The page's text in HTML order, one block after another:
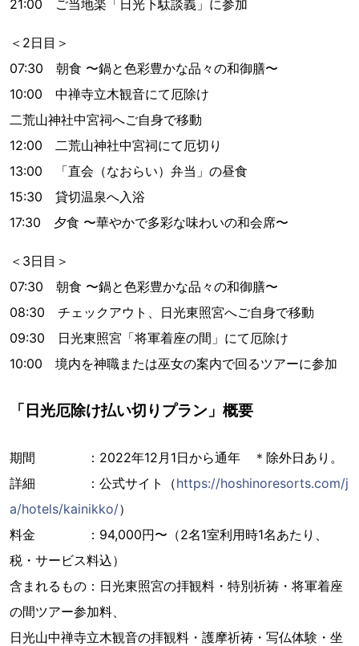
21:00 ご当地楽「日光下駄談義」に参加
＜2日目＞
07:30 朝食 〜鍋と色彩豊かな品々の和御膳〜
10:00 中禅寺立木観音にて厄除け
二荒山神社中宮祠へご自身で移動
12:00 二荒山神社中宮祠にて厄切り
13:00 「直会（なおらい）弁当」の昼食
15:30 貸切温泉へ入浴
17:30 夕食 〜華やかで多彩な味わいの和会席〜
＜3日目＞
07:30 朝食 〜鍋と色彩豊かな品々の和御膳〜
08:30 チェックアウト、日光東照宮へご自身で移動
09:30 日光東照宮「将軍着座の間」にて厄除け
10:00 境内を神職または巫女の案内で回るツアーに参加
「日光厄除け払い切りプラン」概要
期間 ：2022年12月1日から通年 ＊除外日あり。
詳細 ：公式サイト（https://hoshinoresorts.com/j
a/hotels/kainikko/）
料金 ：94,000円〜（2名1室利用時1名あたり、
税・サービス料込）
含まれるもの：日光東照宮の拝観料・特別祈祷・将軍着座
の間ツアー参加料、
日光山中禅寺立木観音の拝観料・護摩祈祷・写仏体験・坐